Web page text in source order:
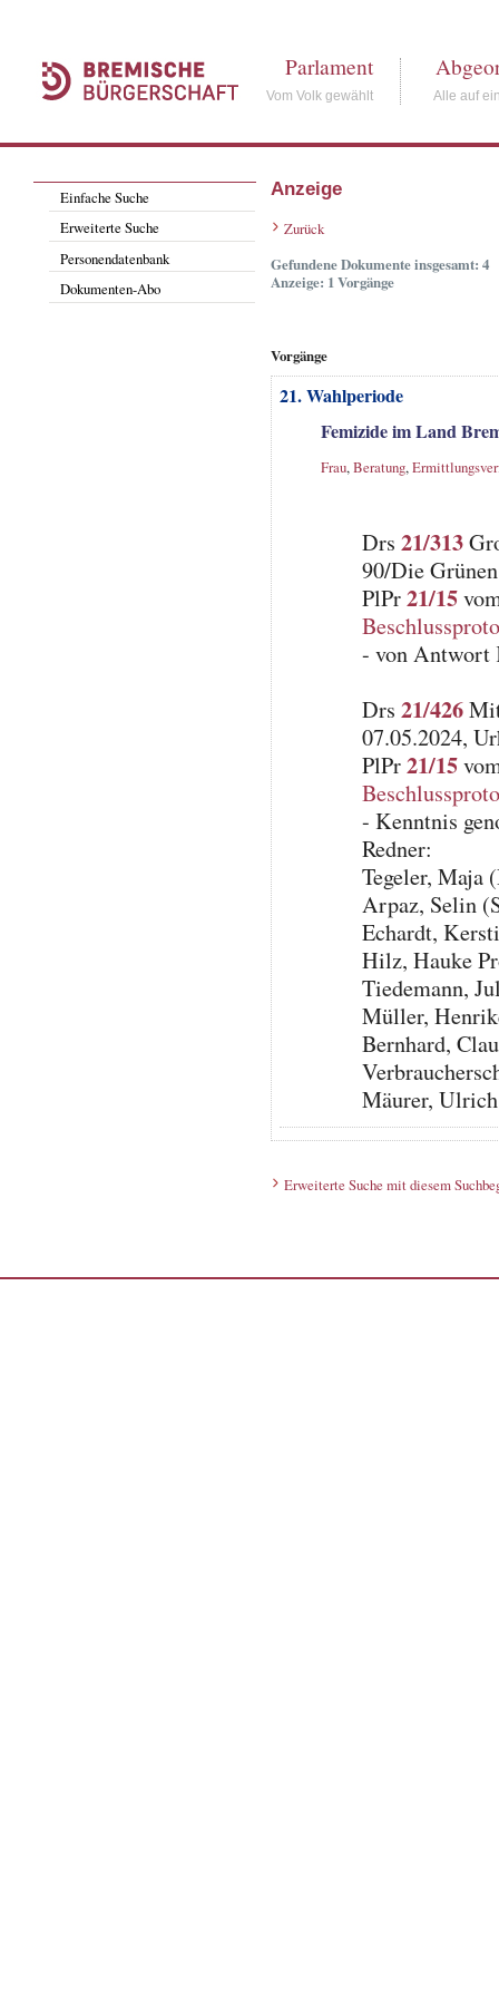
Parlament
Vom Volk gewählt Alle auf
Einfache Suche
Erweiterte Suche
Personendatenbank
Dokumenten-Abo
Anzeige
Zurück
Gefundene Dokumente insgesamt: 4
Anzeige: 1 Vorgänge
Vorgänge
21. Wahlperiode
Femizide im Land
Frau,Beratung,
Drs 21/313
90/Die
PlPr21/15
- von Antwort
Drs 21/426
07.05.2024,
PlPr21/15
- Kenntnis
Redner:
Tegeler, Maja
Arpaz, Selin
Echardt,
Hilz, Hauke
Tiedemann,
Müller,
Bernhard,
Mäurer,
Erweiterte Suche mit diesem